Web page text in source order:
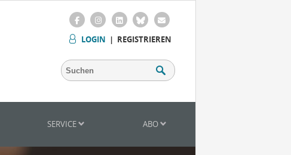
LOGIN | REGISTRIEREN
SERVICE ABO